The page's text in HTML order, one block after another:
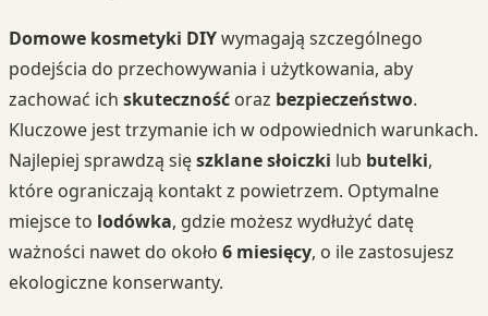
Domowe kosmetyki DIYwymagają szczególnego
podejścia do przechowywania i użytkowania, aby
zachować ich skuteczność oraz bezpieczeństwo.
Kluczowe jest trzymanie ich w odpowiednich warunkach.
Najlepiej sprawdzą sięszklane słoiczki lub butelki,
które ograniczają kontakt z powietrzem. Optymalne
miejsce to lodówka, gdzie możesz wydłużyć datę
ważności nawet do około 6 miesięcy, o ile zastosujesz
ekologiczne konserwanty.